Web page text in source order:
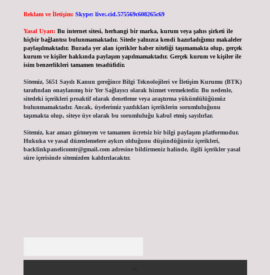
Reklam ve İletişim: Skype: live:.cid.575569c608265c69
Yasal Uyarı: Bu internet sitesi, herhangi bir marka, kurum veya şahıs şirketi ile
hiçbir bağlantısı bulunmamaktadır. Sitede yalnızca kendi hazırladığımız makaleler
paylaşılmaktadır. Burada yer alan içerikler haber niteliği taşımamakta olup, gerçek
kurum ve kişiler hakkında paylaşım yapılmamaktadır. Gerçek kurum ve kişiler ile
isim benzerlikleri tamamen tesadüfidir.
Sitemiz, 5651 Sayılı Kanun gereğince Bilgi Teknolojileri ve İletişim Kurumu (BTK)
tarafından onaylanmış bir Yer Sağlayıcı olarak hizmet vermektedir. Bu nedenle,
sitedeki içerikleri proaktif olarak denetleme veya araştırma yükümlülüğümüz
bulunmamaktadır. Ancak, üyelerimiz yazdıkları içeriklerin sorumluluğunu
taşımakta olup, siteye üye olarak bu sorumluluğu kabul etmiş sayılırlar.
Sitemiz, kar amacı gütmeyen ve tamamen ücretsiz bir bilgi paylaşım platformudur.
Hukuka ve yasal düzenlemelere aykırı olduğunu düşündüğünüz içerikleri,
backlinkpanelicomtr@gmail.comadresine bildirmeniz halinde, ilgili içerikler yasal
süre içerisinde sitemizden kaldırılacaktır.